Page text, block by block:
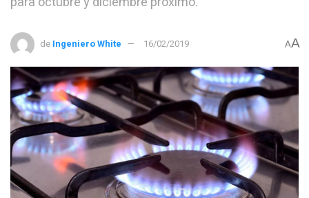
de Ingeniero White 16/02/2019 AA